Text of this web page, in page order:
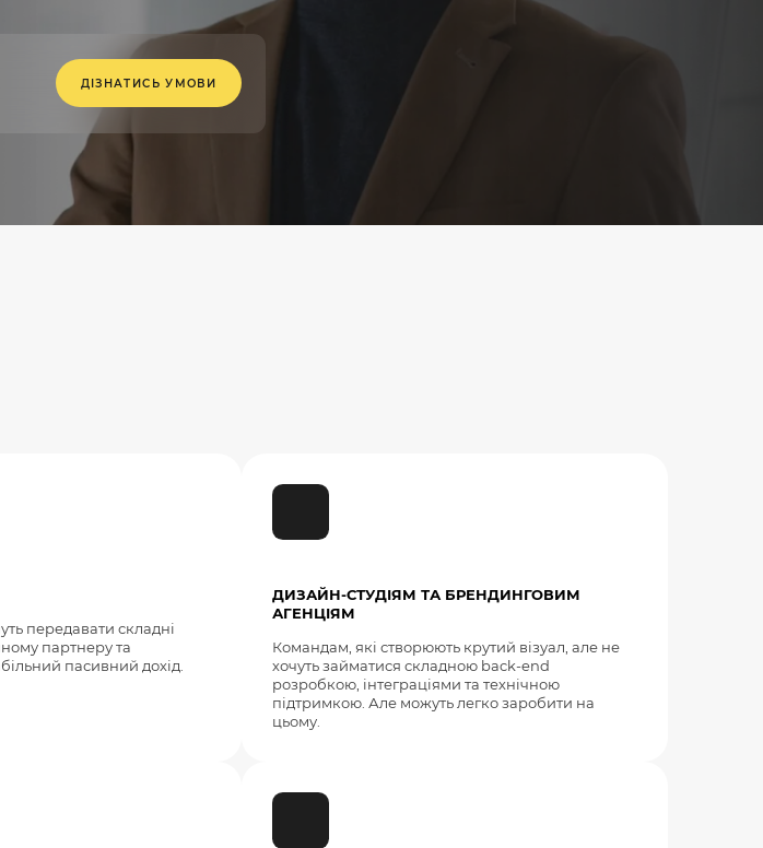
ДІЗНАТИСЬ УМОВИ
передавати складні
партнеру та
пасивний дохід.
ДИЗАЙН-СТУДІЯМ ТА БРЕНДИНГОВИМ
АГЕНЦІЯМ
Командам, які створюють крутий візуал, але не
хочуть займатися складною back-end
розробкою, інтеграціями та технічною
підтримкою. Але можуть легко заробити на
цьому.